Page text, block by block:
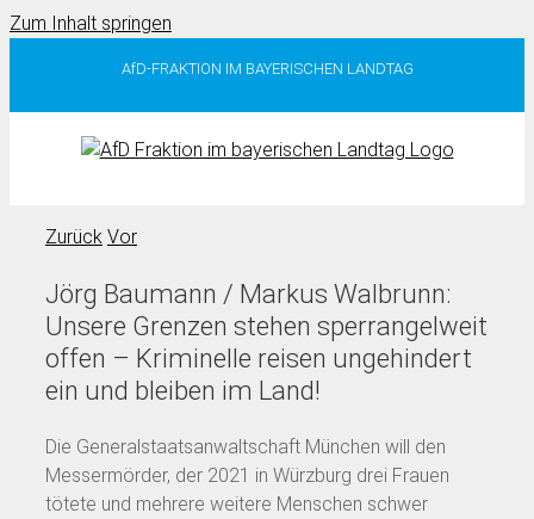
Zum Inhalt springen
AfD-FRAKTION IM BAYERISCHEN LANDTAG
Zurück Vor
Jörg Baumann / Markus Walbrunn:
Unsere Grenzen stehen sperrangelweit
offen – Kriminelle reisen ungehindert
ein und bleiben im Land!
Die Generalstaatsanwaltschaft München will den
Messermörder, der 2021 in Würzburg drei Frauen
tötete und mehrere weitere Menschen schwer